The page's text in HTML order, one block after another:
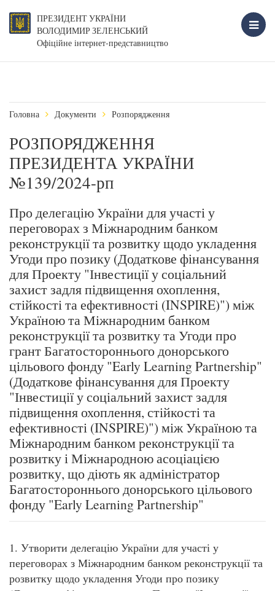
ПРЕЗИДЕНТ УКРАЇНИ
ВОЛОДИМИР ЗЕЛЕНСЬКИЙ
Офіційне інтернет-представництво
Головна Документи Розпорядження
РОЗПОРЯДЖЕННЯ
ПРЕЗИДЕНТА УКРАЇНИ
№139/2024-рп
Про делегацію України для участі у
переговорах з Міжнародним банком
реконструкції та розвитку щодо укладення
Угоди про позику (Додаткове фінансування
для Проекту "Інвестиції у соціальний
захист задля підвищення охоплення,
стійкості та ефективності (INSPIRE)") між
Україною та Міжнародним банком
реконструкції та розвитку та Угоди про
грант Багатостороннього донорського
цільового фонду "Early Learning Partnership"
(Додаткове фінансування для Проекту
"Інвестиції у соціальний захист задля
підвищення охоплення, стійкості та
ефективності (INSPIRE)") між Україною та
Міжнародним банком реконструкції та
розвитку і Міжнародною асоціацією
розвитку, що діють як адміністратор
Багатостороннього донорського цільового
фонду "Early Learning Partnership"
1. Утворити делегацію України для участі у
переговорах з Міжнародним банком реконструкції та
розвитку щодо укладення Угоди про позику